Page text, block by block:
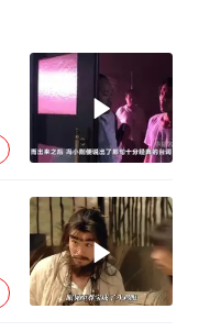
WTT横滨冠军赛女单四强国乒占三席
谢霆锋演唱会隔空祝王菲生日快乐
构建更高水平的全民健身公共服务体系